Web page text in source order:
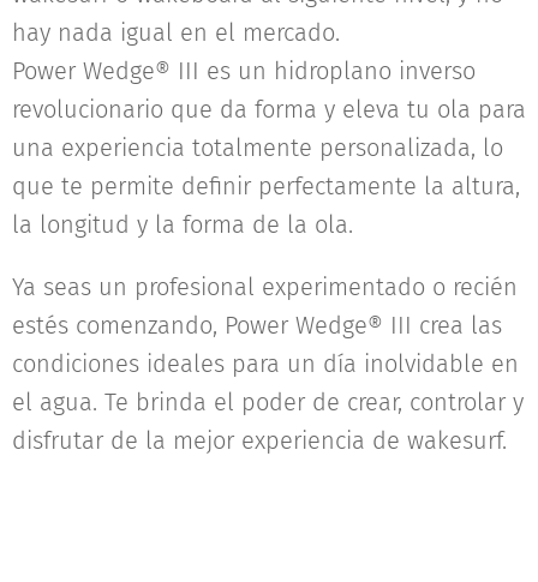
hay nada igual en el mercado.
Power Wedge® III es un hidroplano inverso
revolucionario que da forma y eleva tu ola para
una experiencia totalmente personalizada, lo
que te permite definir perfectamente la altura,
la longitud y la forma de la ola.
Ya seas un profesional experimentado o recién
estés comenzando, Power Wedge® III crea las
condiciones ideales para un día inolvidable en
el agua. Te brinda el poder de crear, controlar y
disfrutar de la mejor experiencia de wakesurf.